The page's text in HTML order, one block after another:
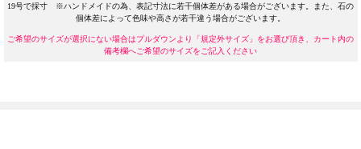
19号で採寸 ※ハンドメイドの為、表記寸法に若干個体差がある場合がございます。また、石の
個体差によって色味や高さが若干違う場合がございます。
ご希望のサイズが選択にない場合はプルダウンより「規定外サイズ」をお選び頂き、カート内の
備考欄へご希望のサイズをご記入ください